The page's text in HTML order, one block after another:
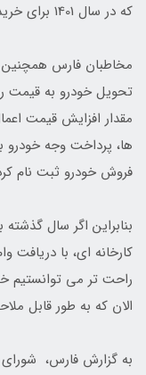
که در سال 1401 برای خرید خودرو ثبت نام کرده اند اعمال نشود.
مخاطبان فارس همچنین
تحویل خودرو به قیمت
مقدار افزایش قیمت
ها، پرداخت وجه خودرو
فروش خودرو ثبت نام
بنابراین اگر سال
کارخانه ای، با دریافت
راحت تر می توانستیم
الان که به طور قابل
به گزارش فارس، شورای